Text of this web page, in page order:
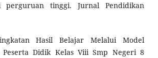
perguruan tinggi. Jurnal Pendidikan
Hasil Belajar Melalui Model
Peserta Didik Kelas Viii Smp Negeri 8